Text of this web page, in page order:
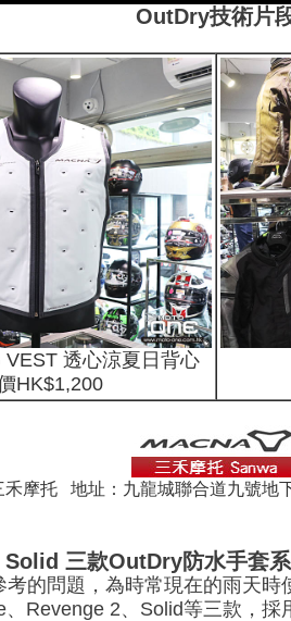
OutDry技術片
透心涼夏日背心
HK$1,200
禾摩托 地址：九龍城聯合道九號地
三款OutDry防水手套
的問題，為時常現在的雨天
Revenge 2、Solid等三款，